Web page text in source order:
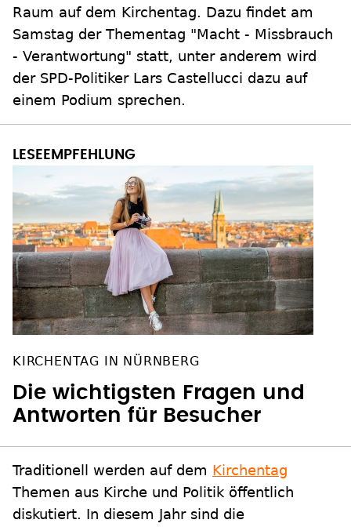
Raum auf dem Kirchentag. Dazu findet am
Samstag der Thementag "Macht - Missbrauch
- Verantwortung" statt, unter anderem wird
der SPD-Politiker Lars Castellucci dazu auf
einem Podium sprechen.
KIRCHENTAG IN NÜRNBERG
Die wichtigsten Fragen und
Antworten für Besucher
Traditionell werden auf dem Kirchentag
Themen aus Kirche und Politik öffentlich
diskutiert. In diesem Jahr sind die